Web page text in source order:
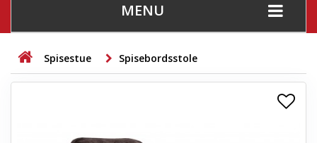
MENU
+
STUE
+
Spisestue Spisebordsstole